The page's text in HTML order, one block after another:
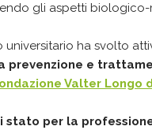
gli aspetti
universitario ha svolto
prevenzione e
Valter Longo
stato per la